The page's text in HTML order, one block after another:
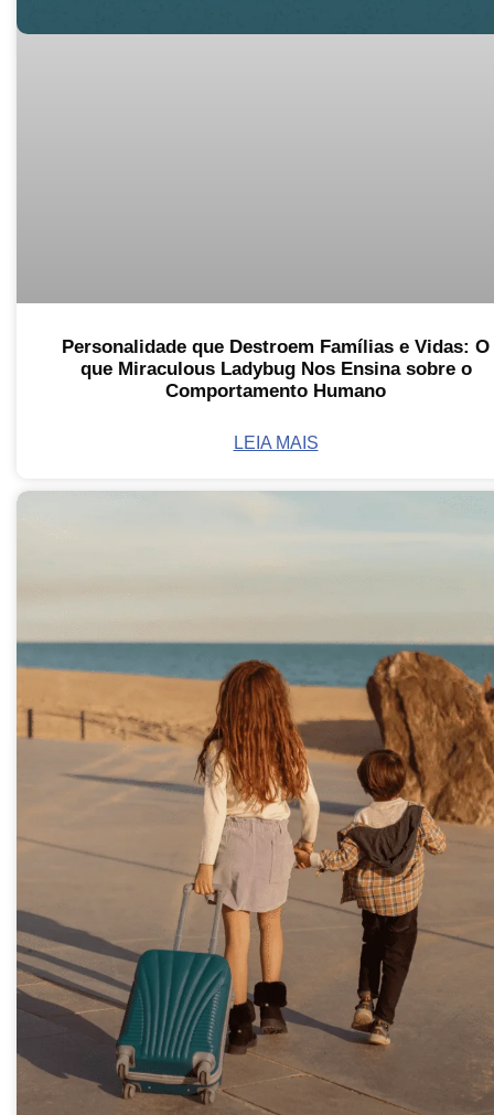
Personalidade que Destroem Famílias e Vidas: O
que Miraculous Ladybug Nos Ensina sobre o
Comportamento Humano
LEIA MAIS